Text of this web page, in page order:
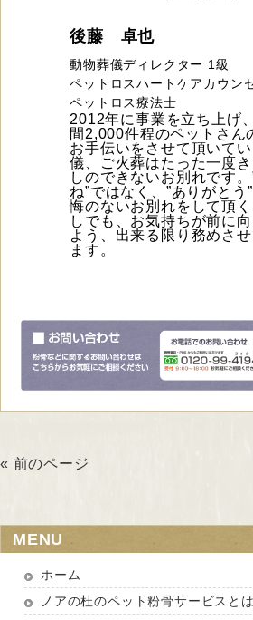
後藤 卓也
動物葬儀ディレクター 1級
ペットロスハートケアカウン
ペットロス療法士
2012年に事業を立ち上げ
間2,000件程のペットさん
お手伝いをさせて頂いて
儀、ご火葬はたった一度
しのできないお別れです。
ね”ではなく、”ありがとう
悔のないお別れをして頂
しでも、お気持ちが前に
よう、出来る限り務めさ
ます。
« 前のページ
MENU
ホーム
ノアの杜のペット粉骨サービスと